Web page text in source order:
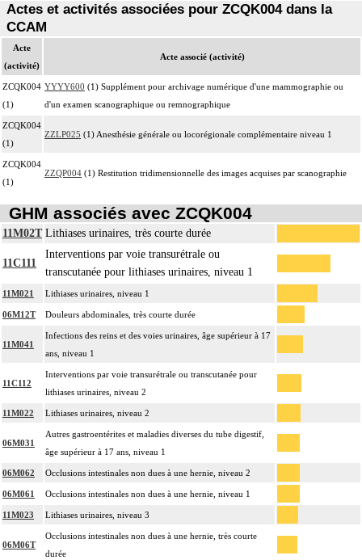
Actes et activités associées pour ZCQK004 dans la
CCAM
Acte
(activité)
Acte associé (activité)
ZCQK004
(1)
YYYY600 (1) Supplément pour archivage numérique d'une mammographie ou
d'un examen scanographique ou remnographique
ZCQK004
(1)
ZZLP025 (1) Anesthésie générale ou locorégionale complémentaire niveau 1
ZCQK004
(1)
ZZQP004 (1) Restitution tridimensionnelle des images acquises par scanographie
GHM associés avec ZCQK004
11M02T Lithiases urinaires, très courte durée
11C111
Interventions par voie transurétrale ou
transcutanée pour lithiases urinaires, niveau 1
11M021 Lithiases urinaires, niveau 1
06M12T Douleurs abdominales, très courte durée
11M041
Infections des reins et des voies urinaires, âge supérieur à 17
ans, niveau 1
11C112
Interventions par voie transurétrale ou transcutanée pour
lithiases urinaires, niveau 2
11M022 Lithiases urinaires, niveau 2
06M031
Autres gastroentérites et maladies diverses du tube digestif,
âge supérieur à 17 ans, niveau 1
06M062 Occlusions intestinales non dues à une hernie, niveau 2
06M061 Occlusions intestinales non dues à une hernie, niveau 1
11M023 Lithiases urinaires, niveau 3
06M06T
Occlusions intestinales non dues à une hernie, très courte
durée